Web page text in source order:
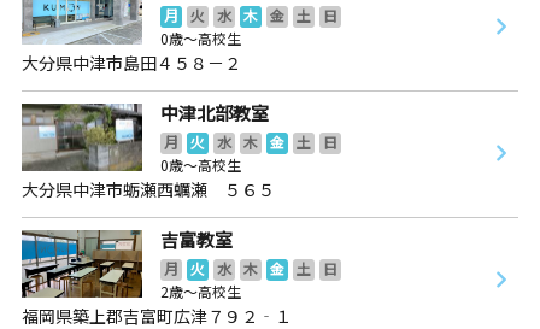
月 火 水 木 金 土
日
0歳～高校生
大分県中津市島田４５８－２
中津北部教室
月 火 水 木 金 土
日
0歳～高校生
大分県中津市蛎瀬西蠣瀬 ５６５
吉富教室
月 火 水 木 金 土
日
2歳～高校生
福岡県築上郡吉富町広津７９２‐１